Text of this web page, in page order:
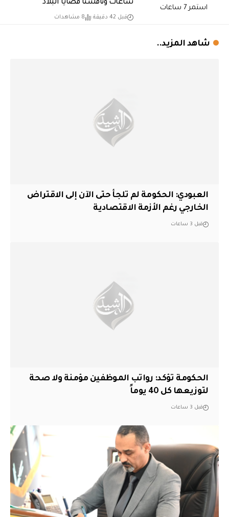
ساعات وناقشنا قضايا البلاد
قبل 42 دقيقة 8 مشاهدات
شاهد المزيد..
العبودي: الحكومة لم تلجأ حتى الآن إلى الاقتراض
الخارجي رغم الأزمة الاقتصادية
قبل 3 ساعات
الحكومة تؤكد: رواتب الموظفين مؤمنة ولا صحة
لتوزيعها كل 40 يوماً
قبل 3 ساعات